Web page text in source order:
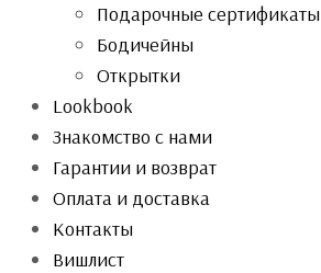
Подарочные сертификаты
Бодичейны
Открытки
Lookbook
Знакомство с нами
Гарантии и возврат
Оплата и доставка
Контакты
Вишлист